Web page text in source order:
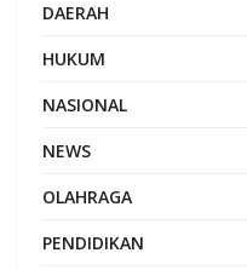
DAERAH
HUKUM
NASIONAL
NEWS
OLAHRAGA
PENDIDIKAN